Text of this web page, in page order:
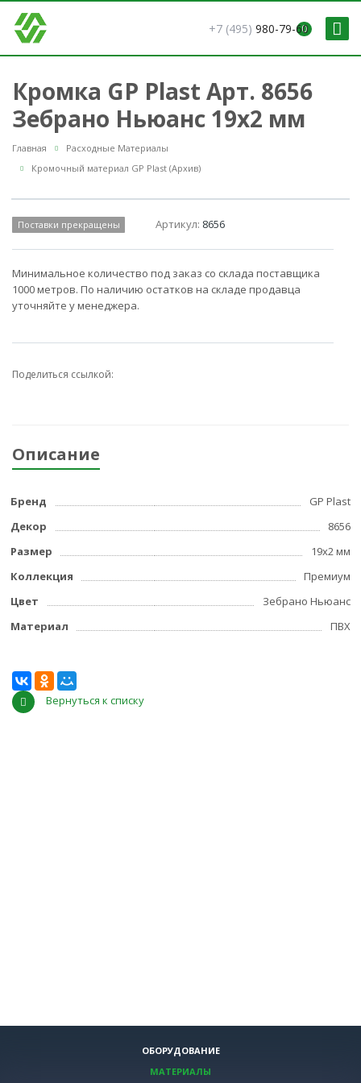
0
+7 (495) 980-79-60
Кромка GP Plast Арт. 8656
Зебрано Ньюанс 19x2 мм
Главная
Расходные Материалы
Кромочный материал GP Plast (Архив)
Поставки прекращены Артикул: 8656
Минимальное количество под заказ со склада поставщика
1000 метров. По наличию остатков на складе продавца
уточняйте у менеджера.
Поделиться ссылкой:
Описание
Бренд
GP Plast
Декор
8656
Размер
19x2 мм
Коллекция
Премиум
Цвет
Зебрано Ньюанс
Материал
ПВХ
Вернуться к списку
ОБОРУДОВАНИЕ
МАТЕРИАЛЫ